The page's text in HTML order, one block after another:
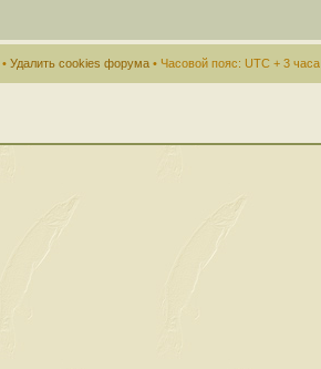
• Удалить cookies форума • Часовой пояс: UTC + 3 часа